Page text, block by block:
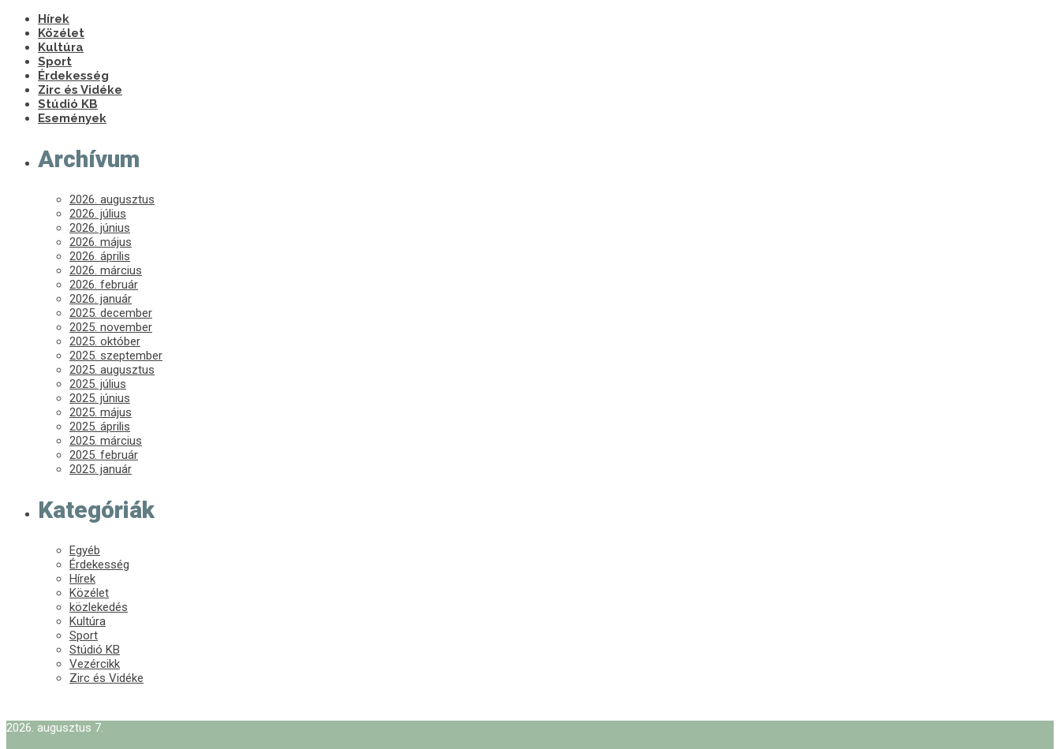
Hírek
Közélet
Kultúra
Sport
Érdekesség
Zirc és Vidéke
Stúdió KB
Események
Archívum
2026. augusztus
2026. július
2026. június
2026. május
2026. április
2026. március
2026. február
2026. január
2025. december
2025. november
2025. október
2025. szeptember
2025. augusztus
2025. július
2025. június
2025. május
2025. április
2025. március
2025. február
2025. január
Kategóriák
Egyéb
Érdekesség
Hírek
Közélet
közlekedés
Kultúra
Sport
Stúdió KB
Vezércikk
Zirc és Vidéke
2026. augusztus 7.